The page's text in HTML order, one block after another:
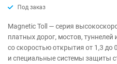
Под заказ
Magnetic Toll — серия
платных дорог, мостов,
со скоростью открытия от 1,3 до
и специальные системы защиты